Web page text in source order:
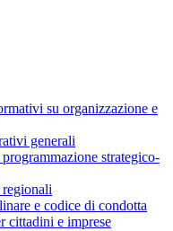
su organizzazione e
generali
strategico-
e codice di condotta
cittadini e imprese